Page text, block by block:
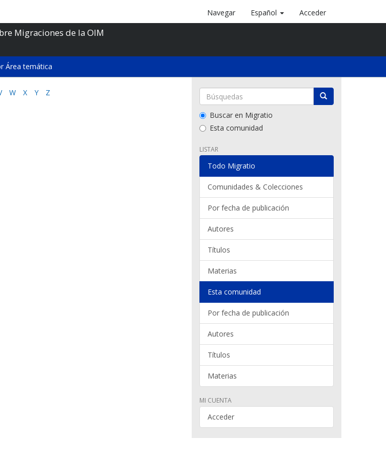
Migraciones de la OIM
Navegar Español Acceder
Área temática
W X Y Z
Buscar en Migratio
Esta comunidad
LISTAR
Todo Migratio
Comunidades & Colecciones
Por fecha de publicación
Autores
Títulos
Materias
Esta comunidad
Por fecha de publicación
Autores
Títulos
Materias
MI CUENTA
Acceder